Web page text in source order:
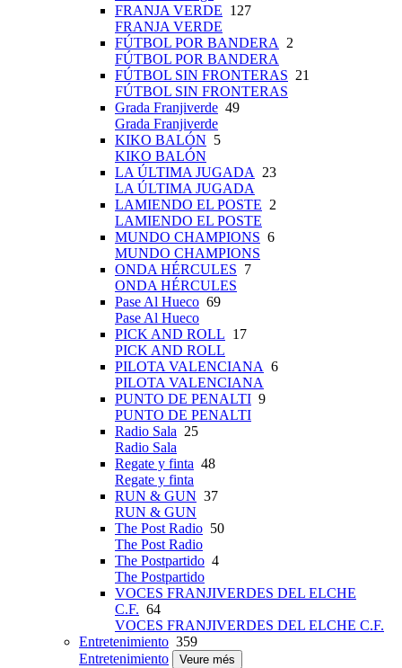
FRANJA VERDE 127
FRANJA VERDE
FÚTBOL POR BANDERA
2
FÚTBOL POR BANDERA
FÚTBOL SIN FRONTERAS 21
FÚTBOL SIN FRONTERAS
Grada Franjiverde 49
Grada Franjiverde
KIKO BALÓN 5
KIKO BALÓN
LA ÚLTIMA JUGADA
23
LA ÚLTIMA JUGADA
LAMIENDO EL POSTE 2
LAMIENDO EL POSTE
MUNDO CHAMPIONS 6
MUNDO CHAMPIONS
ONDA HÉRCULES 7
ONDA HÉRCULES
Pase Al Hueco 69
Pase Al Hueco
PICK AND ROLL 17
PICK AND ROLL
PILOTA VALENCIANA 6
PILOTA VALENCIANA
PUNTO DE PENALTI 9
PUNTO DE PENALTI
Radio Sala 25
Radio Sala
Regate y finta 48
Regate y finta
RUN & GUN 37
RUN & GUN
The Post Radio 50
The Post Radio
The Postpartido 4
The Postpartido
VOCES FRANJIVERDES DEL ELCHE
C.F. 64
VOCES FRANJIVERDES DEL ELCHE C.F.
Entretenimiento 359
Entretenimiento
Veure més